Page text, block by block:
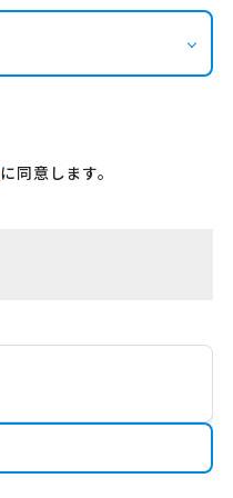
に同意します。